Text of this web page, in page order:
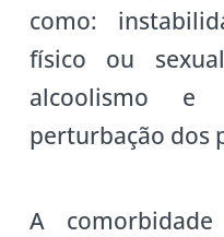
como:
físico ou
alcoolismo e
perturbação dos
A